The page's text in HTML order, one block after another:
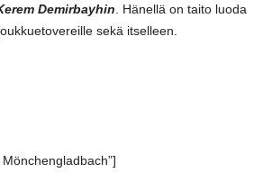
Demirbayhin . Hänellä on taito luoda
sekä itselleen.